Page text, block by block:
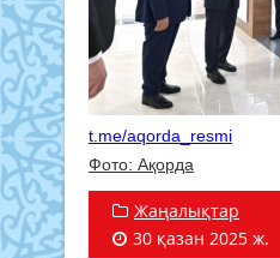
t.me/aqorda_resmi
Фото: Ақорда
Жаңалықтар
30 қазан 2025 ж.